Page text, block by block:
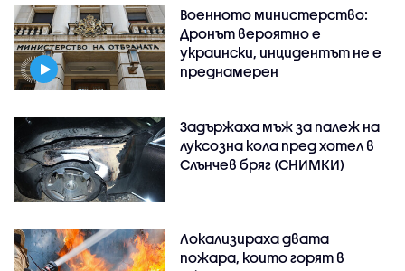
Военното министерство:
Дронът вероятно е
украински, инцидентът не е
преднамерен
Задържаха мъж за палеж на
луксозна кола пред хотел в
Слънчев бряг (СНИМКИ)
Локализираха двата
пожара, които горят в